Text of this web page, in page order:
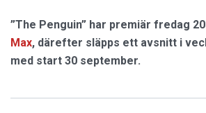
”The Penguin” har premiär fredag
Max, därefter släpps ett avsnitt i
med start 30 september.